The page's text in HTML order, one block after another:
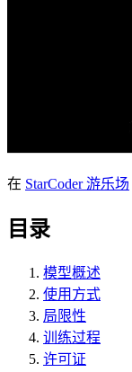
在 StarCoder 游乐场
目录
模型概述
使用方式
局限性
训练过程
许可证